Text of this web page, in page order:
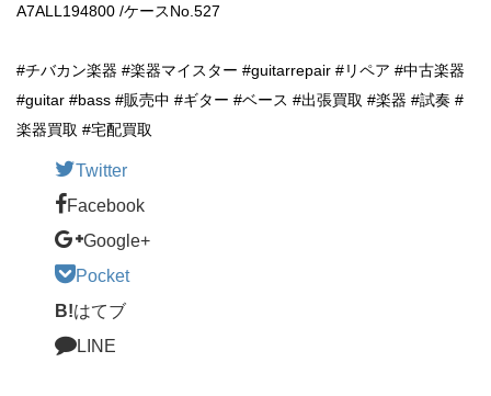
A7ALL194800 /ケースNo.527
#チバカン楽器 #楽器マイスター #guitarrepair #リペア #中古楽器
#guitar #bass #販売中 #ギター #ベース #出張買取 #楽器 #試奏 #
楽器買取 #宅配買取
Twitter
Facebook
Google+
Pocket
B!はてブ
LINE